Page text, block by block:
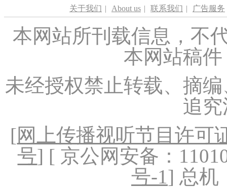
关于我们 | About us | 联系我们 | 广告服务
本网站所刊载信息，不
本网站稿
未经授权禁止转载、摘
追
[网上传播视听节目许可
号] [ 京公网安备：
号-1] 总机